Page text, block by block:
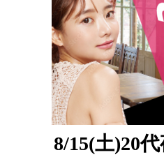
8/15(土)20